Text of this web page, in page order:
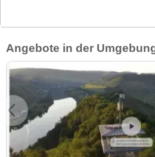
Angebote in der